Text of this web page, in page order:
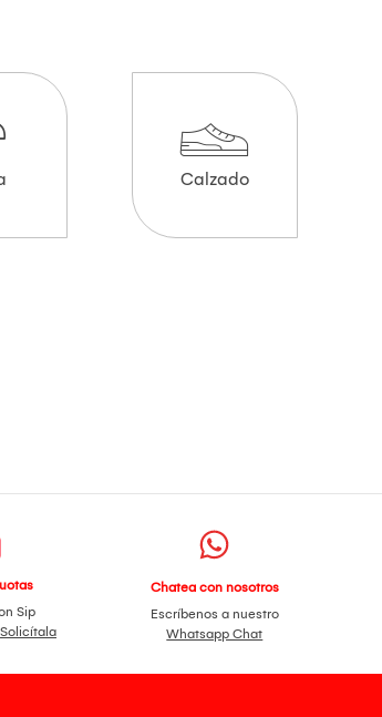
Calzado
Sip
Solicítala
Chatea con nosotros
Escríbenos a nuestro
Whatsapp Chat